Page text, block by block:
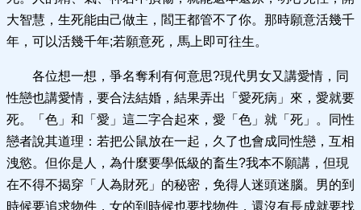
大智慧，生死能由己做主，閻王都管不了你。那時願意活幾千
年，可以活幾千年;若願意死，馬上即可往生。
各位想一想，爭名奪利有何意思?現代男女又講愛情，同
性戀也講愛情，要合法結婚，結果弄出「愛死病」來，愛就要
死。「色」和「愛」這二字合起來，愛「色」就「死」。同性
戀者說其道理：若把公鼠放在一起，久了也會成同性戀，互相
洩慾。但你是人，為什麼要學低級的畜生?我本不願講，但現
在不得不揭穿「人為財死」的秘密，免得人迷頭迷腦。男的到
時候要追求物件，女的到時候也要找物件，還沒有長成就要找